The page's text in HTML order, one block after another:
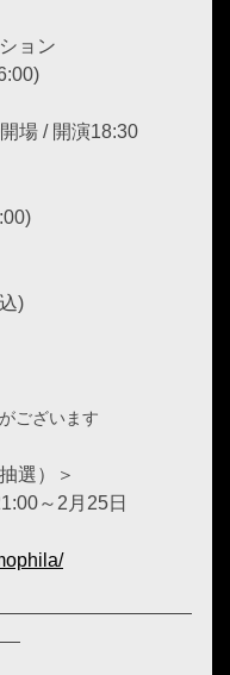
ョン
場 / 開演18:30
)
ございます
選）＞
～2月25日